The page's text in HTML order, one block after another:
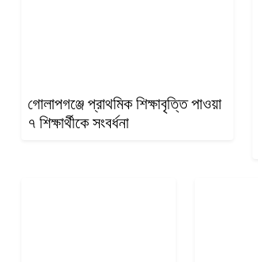
গোলাপগঞ্জে প্রাথমিক শিক্ষাবৃত্তি পাওয়া
৭ শিক্ষার্থীকে সংবর্ধনা